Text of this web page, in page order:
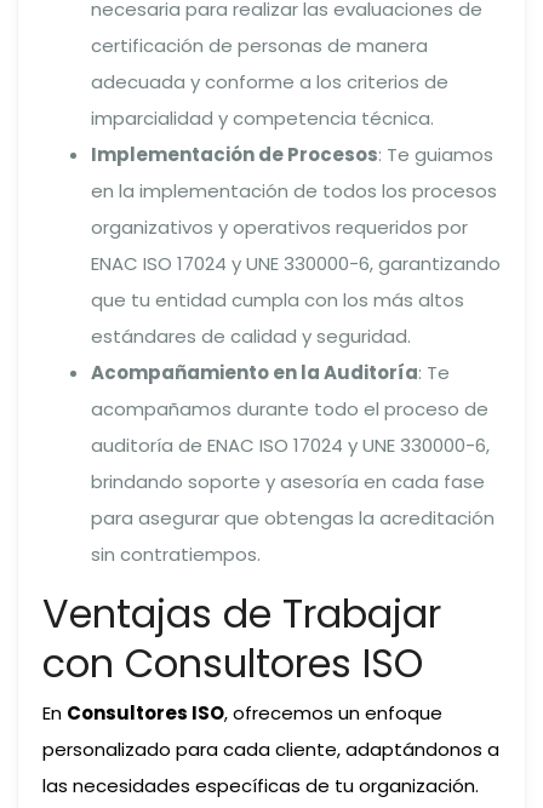
necesaria para realizar las evaluaciones de
certificación de personas de manera
adecuada y conforme a los criterios de
imparcialidad y competencia técnica.
Implementación de Procesos: Te guiamos
en la implementación de todos los procesos
organizativos y operativos requeridos por
ENAC ISO 17024 y UNE 330000-6, garantizando
que tu entidad cumpla con los más altos
estándares de calidad y seguridad.
Acompañamiento en la Auditoría: Te
acompañamos durante todo el proceso de
auditoría de ENAC ISO 17024 y UNE 330000-6,
brindando soporte y asesoría en cada fase
para asegurar que obtengas la acreditación
sin contratiempos.
Ventajas de Trabajar
con Consultores ISO
En Consultores ISO, ofrecemos un enfoque
personalizado para cada cliente, adaptándonos a
las necesidades específicas de tu organización.